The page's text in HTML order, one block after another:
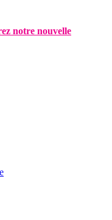
notre nouvelle